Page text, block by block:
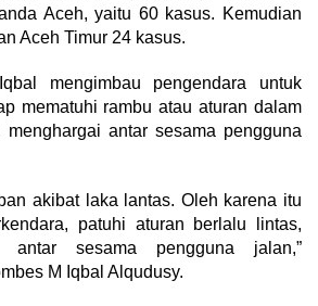
Aceh, yaitu 60 kasus. Kemudian
Aceh Timur 24 kasus.
mengimbau pengendara untuk
mematuhi rambu atau aturan dalam
antar sesama pengguna
akibat laka lantas. Oleh karena itu
patuhi aturan berlalu lintas,
antar sesama pengguna jalan,”
M Iqbal Alqudusy.